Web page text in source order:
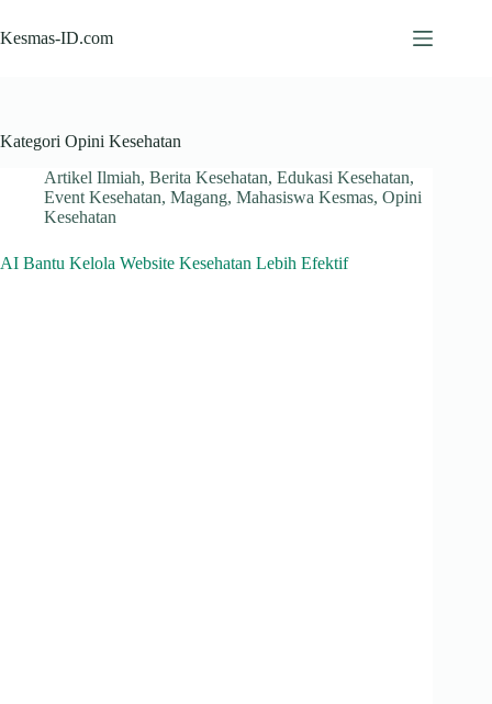
to
content
Kesmas-ID.com
Kategori Opini Kesehatan
Artikel Ilmiah, Berita Kesehatan, Edukasi Kesehatan,
Event Kesehatan, Magang, Mahasiswa Kesmas, Opini
Kesehatan
AI Bantu Kelola Website Kesehatan Lebih Efektif